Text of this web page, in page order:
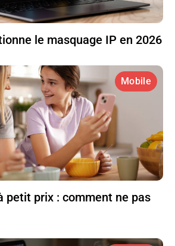
le masquage IP en 2026
Mobile
petit prix : comment ne pas